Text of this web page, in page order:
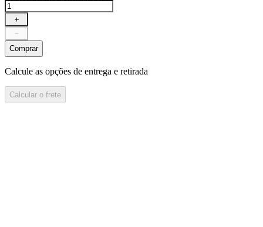
＋
－
Comprar
Calcule as opções de entrega e retirada
Calcular o frete